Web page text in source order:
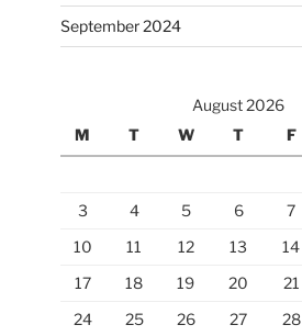
September 2024
August 2026
M
T W T F
3
4 5 6 7
10
11 12 13 14
17
18 19 20 21
24
25 26 27 28